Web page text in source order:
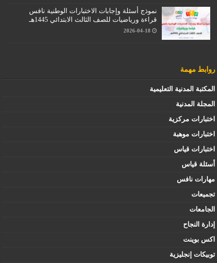
نموذج أسئلة وإجابات الاختبارات الوطنية نافس
قراءة ورياضيات للصف الثالث الابتدائي 1445هـ
2026-04-18
روابط مهمة
المكتبة المدنية التعليمية
المجلة المدنية
اختبارات مركزية
اختبارات موهبة
اختبارات قياس
أسئلة قياس
مهارات نافس
تجميعات
الجامعات
إدارة النجاح
اكس بوينت
توبيكات إنجليزية